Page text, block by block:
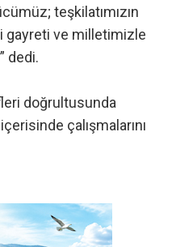
teşkilatımızın
gayreti ve milletimizle
dedi.
doğrultusunda
çalışmalarını